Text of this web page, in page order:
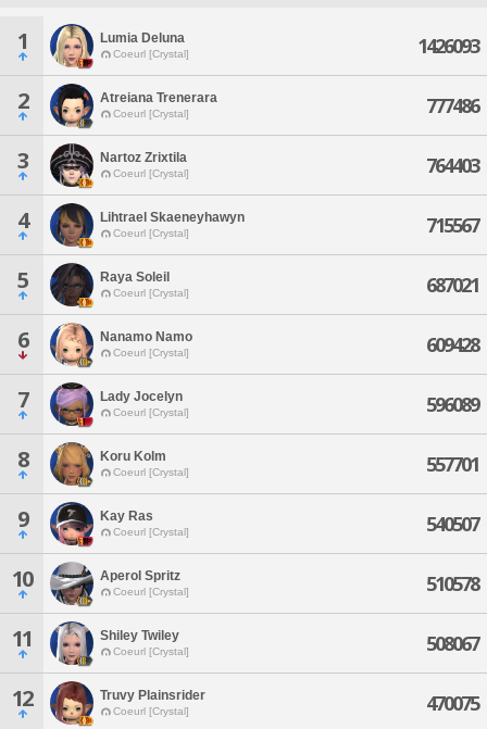
1 Lumia Deluna
Coeurl [Crystal] 1426093
2 Atreiana Trenerara
Coeurl [Crystal] 777486
3 Nartoz Zrixtila
Coeurl [Crystal] 764403
4 Lihtrael Skaeneyhawyn
Coeurl [Crystal] 715567
5 Raya Soleil
Coeurl [Crystal] 687021
6 Nanamo Namo
Coeurl [Crystal] 609428
7 Lady Jocelyn
Coeurl [Crystal] 596089
8 Koru Kolm
Coeurl [Crystal] 557701
9 Kay Ras
Coeurl [Crystal] 540507
10 Aperol Spritz
Coeurl [Crystal] 510578
11 Shiley Twiley
Coeurl [Crystal] 508067
12 Truvy Plainsrider
Coeurl [Crystal] 470075